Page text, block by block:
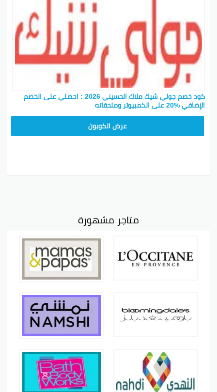
كود خصم جولي شيك ملاك الحسيني 2026 : احصلي على الخصم
الإضافي %20 على الكمبيوتر وملحقاته
عرض الكوبون
متاجر مشهورة